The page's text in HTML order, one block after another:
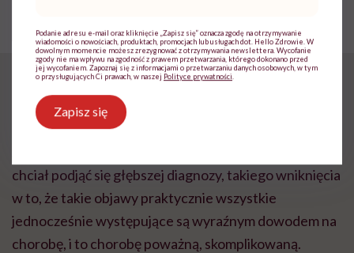
Ewa Zakrzewska, modelka plus
size
Nie. Stan mój był na tyle przerażający i poważny, że
chciał podjąć się głębszej diagnozy, takiego wniknięcia
w to, że takie objawy praktycznie wszystkie
jednocześnie występujące są wyraźnym dowodem na
chorobę, i to chorobę poważną, skomplikowaną.
Podanie adresu e-mail oraz kliknięcie „Zapisz się” oznacza zgodę na otrzymywanie
wiadomości o nowościach, produktach, promocjach lub usługach dot. Hello Zdrowie. W
dowolnym momencie możesz zrezygnować z otrzymywania newslettera. Wycofanie
zgody nie ma wpływu na zgodność z prawem przetwarzania, którego dokonano przed
jej wycofaniem. Zapoznaj się z informacjami o przetwarzaniu danych osobowych, w tym
o przysługujących Ci prawach, w naszej Polityce prywatności
Zapisz się